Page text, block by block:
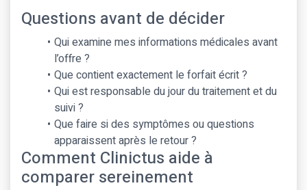
Questions avant de décider
Qui examine mes informations médicales avant
l’offre ?
Que contient exactement le forfait écrit ?
Qui est responsable du jour du traitement et du
suivi ?
Que faire si des symptômes ou questions
apparaissent après le retour ?
Comment Clinictus aide à
comparer sereinement